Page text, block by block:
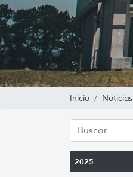
Inicio Noticias
2025